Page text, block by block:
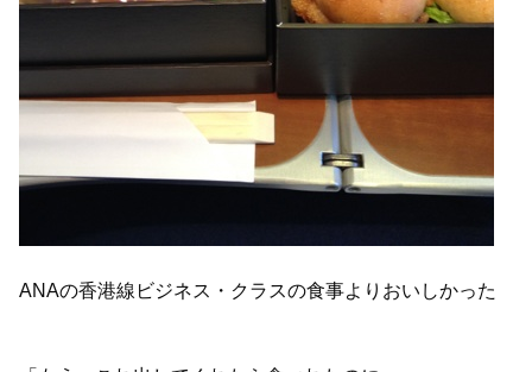
ANAの香港線ビジネス・クラスの食事よりおいしかった